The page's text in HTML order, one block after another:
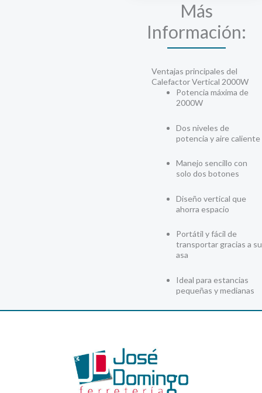
Más
Información:
Ventajas principales del
Calefactor Vertical 2000W
Potencia máxima de
2000W
Dos niveles de
potencia y aire caliente
Manejo sencillo con
solo dos botones
Diseño vertical que
ahorra espacio
Portátil y fácil de
transportar gracias a su
asa
Ideal para estancias
pequeñas y medianas